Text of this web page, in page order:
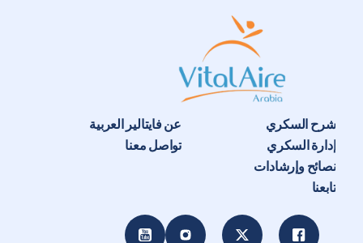
شرح السكري
إدارة السكري
نصائح وإرشادات
عن فايتالير العربية
تواصل معنا
تابعنا